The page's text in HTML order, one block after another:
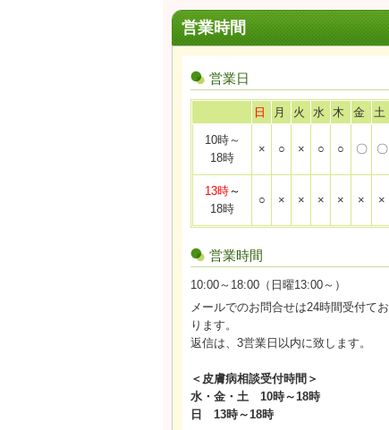
営業時間
営業日
日 月 火 水 木 金 土
10時～
18時
× ○ × ○ ○ 〇 〇
13時～
18時
○ × × × × × ×
営業時間
10:00～18:00（日曜13:00～）
メールでのお問合せは24時間受付てお
ります。
返信は、3営業日以内に致します。
＜皮膚病相談受付時間＞
水・金・土 10時～18時
日 13時～18時